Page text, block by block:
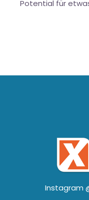
Potential für
Instagram